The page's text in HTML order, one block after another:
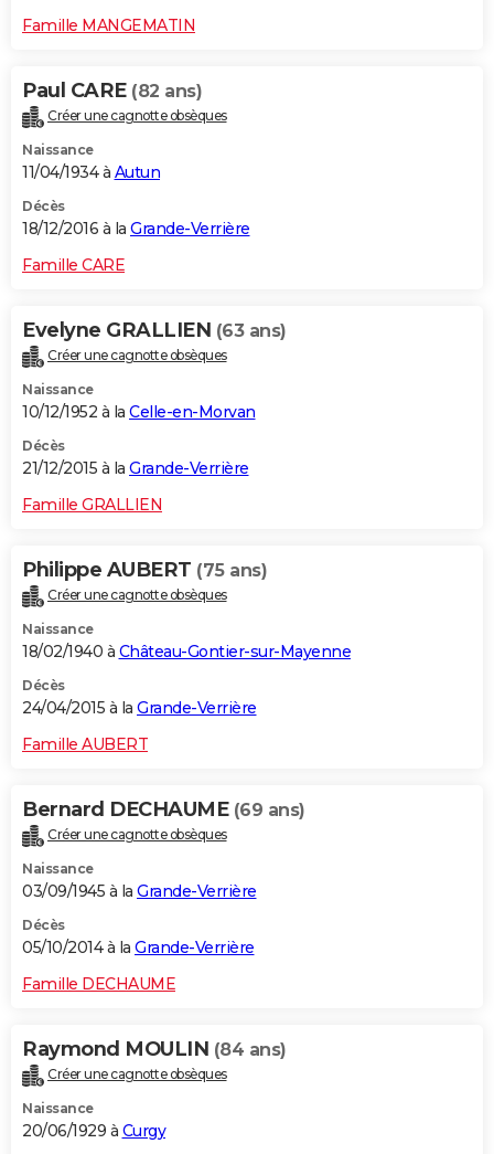
Famille MANGEMATIN
Paul CARE (82 ans)
Créer une cagnotte obsèques
Naissance
11/04/1934 à Autun
Décès
18/12/2016 à la Grande-Verrière
Famille CARE
Evelyne GRALLIEN (63 ans)
Créer une cagnotte obsèques
Naissance
10/12/1952 à la Celle-en-Morvan
Décès
21/12/2015 à la Grande-Verrière
Famille GRALLIEN
Philippe AUBERT (75 ans)
Créer une cagnotte obsèques
Naissance
18/02/1940 à Château-Gontier-sur-Mayenne
Décès
24/04/2015 à la Grande-Verrière
Famille AUBERT
Bernard DECHAUME (69 ans)
Créer une cagnotte obsèques
Naissance
03/09/1945 à la Grande-Verrière
Décès
05/10/2014 à la Grande-Verrière
Famille DECHAUME
Raymond MOULIN (84 ans)
Créer une cagnotte obsèques
Naissance
20/06/1929 à Curgy